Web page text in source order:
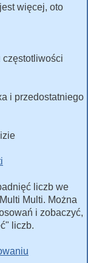
więcej, oto
częstotliwości
i przedostatniego
liczb we
Multi. Można
i zobaczyć,
liczb.